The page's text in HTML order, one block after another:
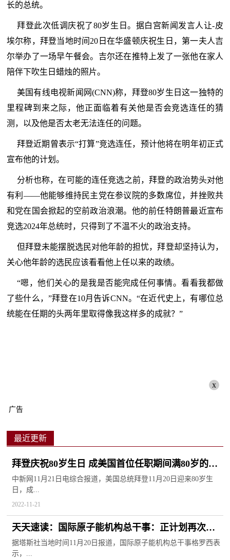
长的总统。
拜登此次低调庆祝了80岁生日。据白宫新闻发言人让-皮
埃尔称，拜登当地时间20日在华盛顿庆祝生日，第一夫人吉
尔举办了一场早午餐会。吉尔还在推特上发了一张他在家人
陪伴下吹生日蜡烛的照片。
美国有线电视新闻网(CNN)称，拜登80岁生日这一独特的
里程碑到来之际，他正面临着有关他是否会竞选连任的猜
测，以及他是否太老无法连任的问题。
拜登近期曾表示“打算”竞选连任，预计他将在明年初正式
宣布他的计划。
分析也称，在可能的连任竞选之前，拜登的政治势头对他
有利——他能够维持民主党在参议院的多数席位，并挫败共
和党在国会掀起的空前政治浪潮。他的前任特朗普最近宣布
竞选2024年总统时，只得到了不温不火的政治支持。
但拜登未能摆脱选民对他年龄的担忧，拜登却坚持认为，
关心他年龄的选民应该看看他上任以来的政绩。
“嗯，他们关心的是我是否能完成任何事情。看看我都做
了些什么，”拜登在10月告诉CNN。“在近代史上，有哪位总
统能在任期的头两年里取得像我这样多的成就？”
x
广告
最近更新
拜登庆祝80岁生日 成美国首位任职期间满80岁的总
统 天天讯息
中新网11月21日电综合报道，美国总统拜登11月20日迎来80岁生
日，成...
2022-11-21
天天速读：国际原子能机构总干事：正计划再次访
问俄罗斯和乌克兰
据塔斯社当地时间11月20日报道，国际原子能机构总干事格罗西表
示，...